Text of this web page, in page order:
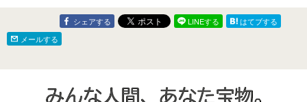
シェアする LINEする
はてブする
メールする